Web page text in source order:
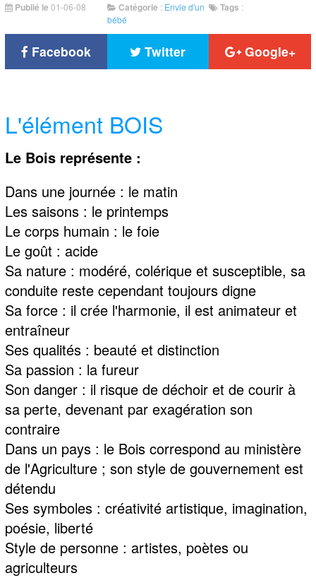
Publié le 01-06-08 Catégorie : Envie d'un
bébé
Tags :
Facebook Twitter Google+
L'élément BOIS
Le Bois représente :
Dans une journée : le matin
Les saisons : le printemps
Le corps humain : le foie
Le goût : acide
Sa nature : modéré, colérique et susceptible, sa
conduite reste cependant toujours digne
Sa force : il crée l'harmonie, il est animateur et
entraîneur
Ses qualités : beauté et distinction
Sa passion : la fureur
Son danger : il risque de déchoir et de courir à
sa perte, devenant par exagération son
contraire
Dans un pays : le Bois correspond au ministère
de l'Agriculture ; son style de gouvernement est
détendu
Ses symboles : créativité artistique, imagination,
poésie, liberté
Style de personne : artistes, poètes ou
agriculteurs